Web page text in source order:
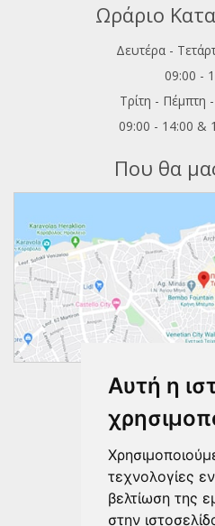
Αυτή η
τεχνολογίες
βελτίωση της
στην
Ωράριο
Δευτέρα -
09:00 -
Τρίτη - Πέμπτη
09:00 - 14:00 &
Που θα